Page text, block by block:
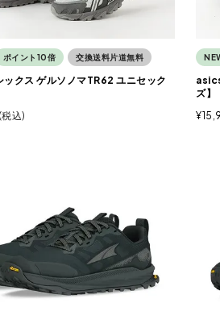
ポイント10倍 交換送料片道無料
クス ゲルソノマTR62 ユニセック
税込
ズ】
¥